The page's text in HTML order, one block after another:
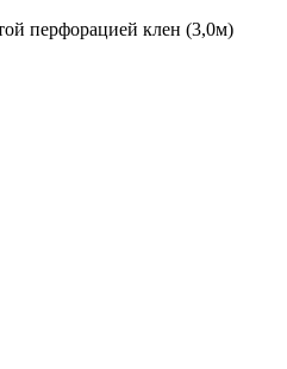
перфорацией клен (3,0м)